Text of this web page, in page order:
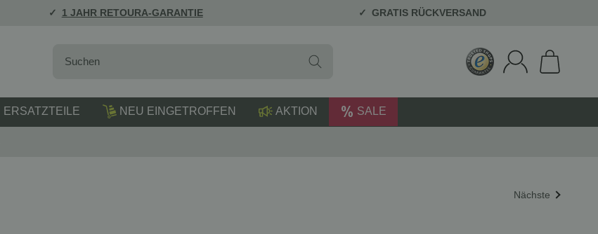
1 JAHR RETOURA-GARANTIE GRATIS RÜCKVERSAND
ERSATZTEILE NEU EINGETROFFEN AKTION SALE
Nächste